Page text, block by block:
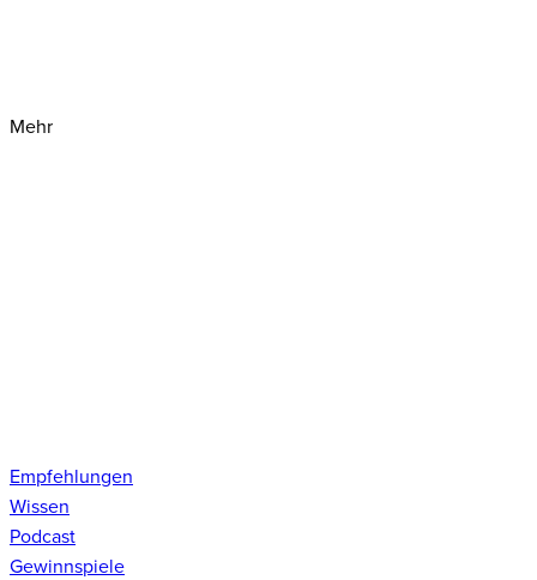
Mehr
Empfehlungen
Wissen
Podcast
Gewinnspiele